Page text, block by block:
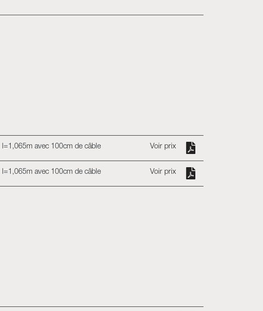
avec 100cm de câble Voir prix
avec 100cm de câble Voir prix